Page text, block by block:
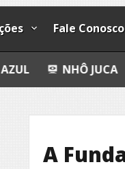
Fale Conosco
O SOM DAS
A